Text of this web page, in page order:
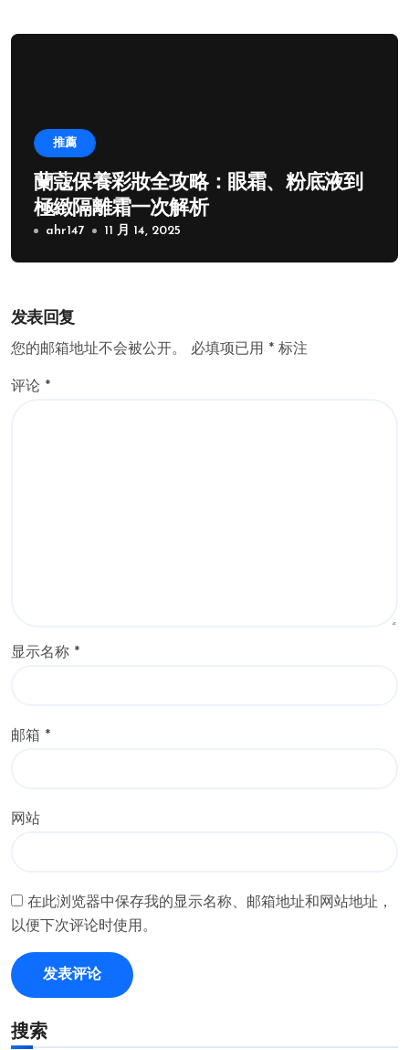
推薦
蘭蔻保養彩妝全攻略：眼霜、粉底液到
極緻隔離霜一次解析
ahr147 11 月 14, 2025
发表回复
您的邮箱地址不会被公开。 必填项已用 * 标注
评论 *
显示名称 *
邮箱 *
网站
在此浏览器中保存我的显示名称、邮箱地址和网站地址，
以便下次评论时使用。
搜索